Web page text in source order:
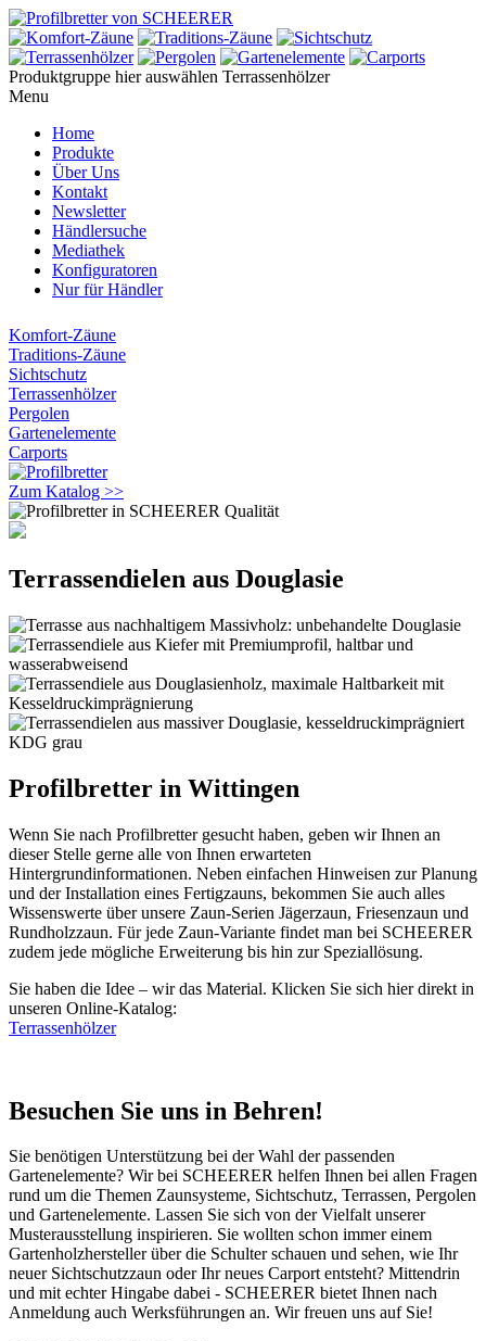
Produktgruppe hier auswählen Terrassenhölzer
Menu
Home
Produkte
Über Uns
Kontakt
Newsletter
Händlersuche
Mediathek
Konfiguratoren
Nur für Händler
Komfort-Zäune
Traditions-Zäune
Sichtschutz
Terrassenhölzer
Pergolen
Gartenelemente
Carports
Zum Katalog >>
Terrassendielen aus Douglasie
Profilbretter in Wittingen
Wenn Sie nach Profilbretter gesucht haben, geben wir Ihnen an
dieser Stelle gerne alle von Ihnen erwarteten
Hintergrundinformationen. Neben einfachen Hinweisen zur Planung
und der Installation eines Fertigzauns, bekommen Sie auch alles
Wissenswerte über unsere Zaun-Serien Jägerzaun, Friesenzaun und
Rundholzzaun. Für jede Zaun-Variante findet man bei SCHEERER
zudem jede mögliche Erweiterung bis hin zur Speziallösung.
Sie haben die Idee – wir das Material. Klicken Sie sich hier direkt in
unseren Online-Katalog:
Terrassenhölzer
Besuchen Sie uns in Behren!
Sie benötigen Unterstützung bei der Wahl der passenden
Gartenelemente? Wir bei SCHEERER helfen Ihnen bei allen Fragen
rund um die Themen Zaunsysteme, Sichtschutz, Terrassen, Pergolen
und Gartenelemente. Lassen Sie sich von der Vielfalt unserer
Musterausstellung inspirieren. Sie wollten schon immer einem
Gartenholzhersteller über die Schulter schauen und sehen, wie Ihr
neuer Sichtschutzzaun oder Ihr neues Carport entsteht? Mittendrin
und mit echter Hingabe dabei - SCHEERER bietet Ihnen nach
Anmeldung auch Werksführungen an. Wir freuen uns auf Sie!